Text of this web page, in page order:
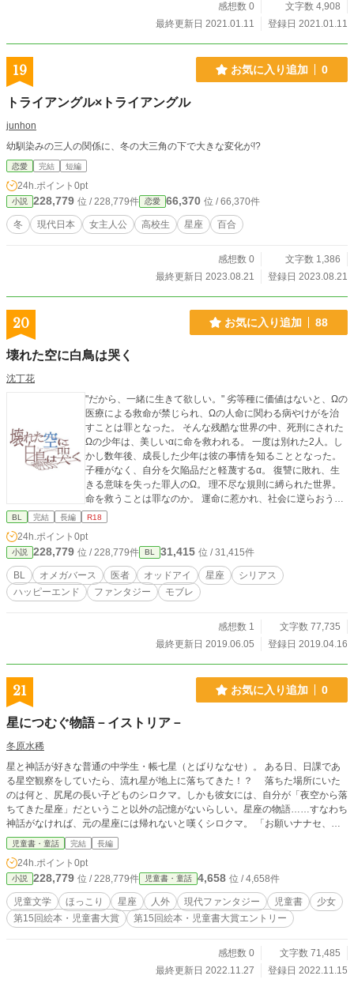
感想数 0
文字数 4,908
最終更新日 2021.01.11
登録日 2021.01.11
19 お気に入り追加 0
トライアングル×トライアングル
junhon
幼馴染みの三人の関係に、冬の大三角の下で大きな変化が!?
恋愛 完結 短編
24h.ポイント 0pt
小説 228,779 位 / 228,779件 恋愛 66,370 位 / 66,370件
冬 現代日本 女主人公 高校生 星座 百合
感想数 0
文字数 1,386
最終更新日 2023.08.21
登録日 2023.08.21
20 お気に入り追加 88
壊れた空に白鳥は哭く
沈丁花
"だから、一緒に生きて欲しい。" 劣等種に価値はないと、Ωの
医療による救命が禁じられ、Ωの人命に関わる病やけがを治
すことは罪となった。 そんな残酷な世界の中、死刑にされた
Ωの少年は、美しいαに命を救われる。 一度は別れた2人。し
かし数年後、成長した少年は彼の事情を知ることとなった。
子種がなく、自分を欠陥品だと軽蔑するα。 復讐に敗れ、生
きる意味を失った罪人のΩ。 理不尽な規則に縛られた世界。
命を救うことは罪なのか。 運命に惹かれ、社会に逆らおうと
した、2人の物語。 ※BL、オメガバです。苦手な人は退室を
編になる予定です。 ※他サイトからの転載になります。表紙
は自作です。他サイトではココナラでお願いした素敵な表紙
を使っていますので、ぜひのぞいてみてください！ ※2019.9.
16 表紙を変更しました。
BL 完結 長編 R18
24h.ポイント 0pt
小説 228,779 位 / 228,779件 BL 31,415 位 / 31,415件
BL オメガバース 医者 オッドアイ 星座
シリアス
ハッピーエンド
ファンタジー モブレ
感想数 1
文字数 77,735
最終更新日 2019.06.05
登録日 2019.04.16
21 お気に入り追加 0
星につむぐ物語－イストリア－
冬原水稀
星と神話が好きな普通の中学生・帳七星（とばりななせ）。 ある日、日課であ
る星空観察をしていたら、流れ星が地上に落ちてきた！？ 落ちた場所にいた
のは何と、尻尾の長い子どものシロクマ。しかも彼女には、自分が「夜空から落
ちてきた星座」だということ以外の記憶がないらしい。星座の物語……すなわち
神話がなければ、元の星座には帰れないと嘆くシロクマ。 「お願いナナセ、私
の記憶‐神話‐を書いて！！」 しまいにはそんなことを頼まれてしまう。 さらに
彼女と過ごす内に、謎の生物にも襲われるようになってしまって……！ 星を繋
いで、神話を紡ぐ。普通の少女・七星と、”ホクト”と名付けた子グマのハートフ
ルファンタジー。 ※公開部分のみでとりあえず一話分完結！※
児童書・童話 完結 長編
24h.ポイント 0pt
小説 228,779 位 / 228,779件 児童書・童話 4,658 位 / 4,658件
児童文学 ほっこり 星座 人外 現代ファンタジー 児童書
少女
第15回絵本・児童書大賞
第15回絵本・児童書大賞エントリー
感想数 0
文字数 71,485
最終更新日 2022.11.27
登録日 2022.11.15